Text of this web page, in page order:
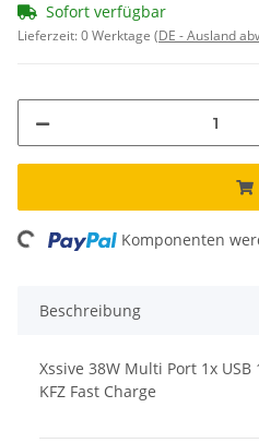
Sofort verfügbar
Lieferzeit:0 Werktage (DE - Ausland
Komponenten
Beschreibung
Xssive 38W Multi Port 1x
KFZ Fast Charge